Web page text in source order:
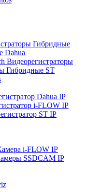
Гибридные
Dahua
Видеорегистраторы
Гибридные ST
Dahua IP
i-FLOW IP
ST IP
i-FLOW IP
SSDCAM IP